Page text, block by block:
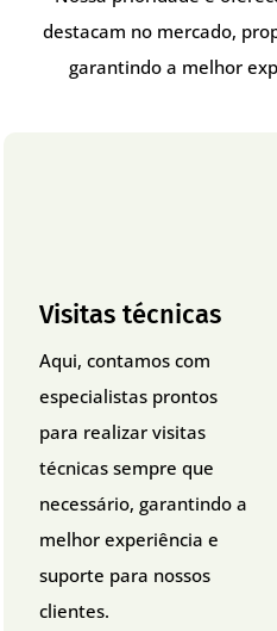
destacam no mercado,
garantindo a melhor
Visitas técnicas
Aqui, contamos com
especialistas prontos
para realizar visitas
técnicas sempre que
necessário, garantindo a
melhor experiência e
suporte para nossos
clientes.